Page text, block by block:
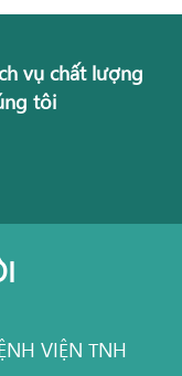
vụ chất lượng
tôi
VIỆN TNH